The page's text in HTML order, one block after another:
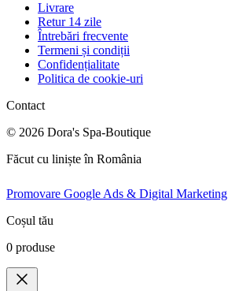
Livrare
Retur 14 zile
Întrebări frecvente
Termeni și condiții
Confidențialitate
Politica de cookie-uri
Contact
© 2026 Dora's Spa-Boutique
Făcut cu liniște în România
Promovare Google Ads & Digital Marketing
Coșul tău
0 produse